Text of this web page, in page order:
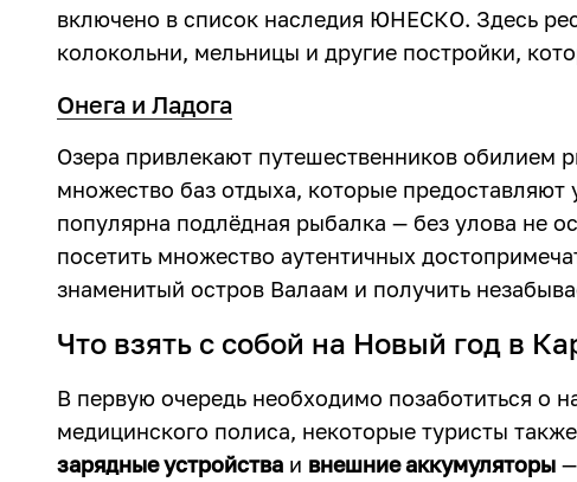
включено в список наследия ЮНЕСКО. Здесь
колокольни, мельницы и другие постройки,
Онега и Ладога
Озера привлекают путешественников обилием
множество баз отдыха, которые предоставляют
популярна подлёдная рыбалка — без улова не
посетить множество аутентичных
знаменитый остров Валаам и получить
Что взять с собой на Новый год в
В первую очередь необходимо позаботиться о
медицинского полиса, некоторые туристы
зарядные устройства и внешние аккумуляторы